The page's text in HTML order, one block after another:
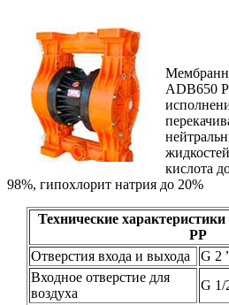
ADB650
кислота
98%, гипохлорит натрия до 20%
Технические
PP
Отверстия входа и выхода
G 2
Входное отверстие для
воздуха
G 1/